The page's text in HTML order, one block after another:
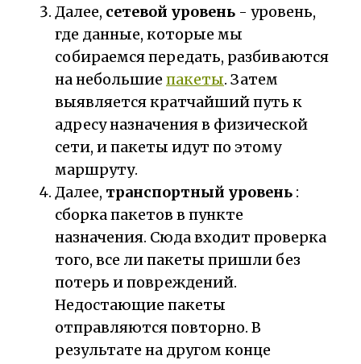
Далее, сетевой уровень - уровень,
где данные, которые мы
собираемся передать, разбиваются
на небольшие пакеты. Затем
выявляется кратчайший путь к
адресу назначения в физической
сети, и пакеты идут по этому
маршруту.
Далее, транспортный уровень :
сборка пакетов в пункте
назначения. Сюда входит проверка
того, все ли пакеты пришли без
потерь и повреждений.
Недостающие пакеты
отправляются повторно. В
результате на другом конце